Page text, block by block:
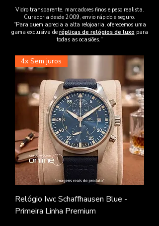
Vidro transparente, marcadores finos e peso realista.
Curadoria desde 2009, envio rápido e seguro.
"Para quem aprecia a alta relojoaria, oferecemos uma
gama exclusiva de réplicas de relógios de luxo para
todas as ocasiões."
4x Sem juros
Relógio Iwc Schaffhausen Blue -
Primeira Linha Premium